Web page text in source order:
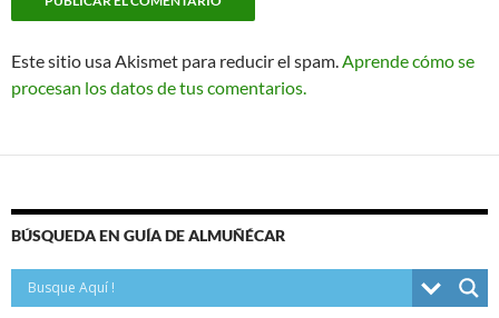
Este sitio usa Akismet para reducir el spam. Aprende cómo se
procesan los datos de tus comentarios.
BÚSQUEDA EN GUÍA DE ALMUÑÉCAR